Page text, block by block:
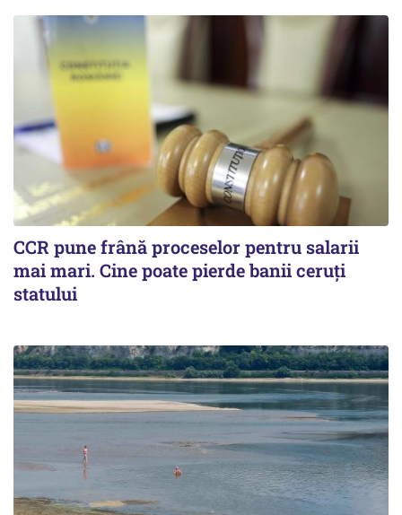
CCR pune frână proceselor pentru salarii
mai mari. Cine poate pierde banii ceruți
statului